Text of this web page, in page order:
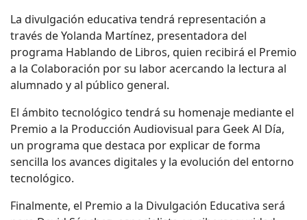
La divulgación educativa tendrá representación a
través de Yolanda Martínez, presentadora del
programa Hablando de Libros, quien recibirá el Premio
a la Colaboración por su labor acercando la lectura al
alumnado y al público general.
El ámbito tecnológico tendrá su homenaje mediante el
Premio a la Producción Audiovisual para Geek Al Día,
un programa que destaca por explicar de forma
sencilla los avances digitales y la evolución del entorno
tecnológico.
Finalmente, el Premio a la Divulgación Educativa será